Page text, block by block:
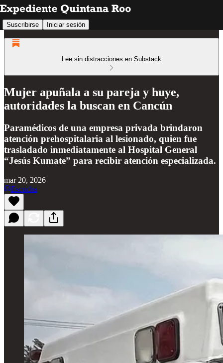
Suscribirse Iniciar sesión
Lee sin distracciones en Substack
Mujer apuñala a su pareja y huye,
autoridades la buscan en Cancún
Paramédicos de una empresa privada brindaron
atención prehospitalaria al lesionado, quien fue
trasladado inmediatamente al Hospital General
“Jesús Kumate” para recibir atención especializada.
mar 20, 2026
Escucha